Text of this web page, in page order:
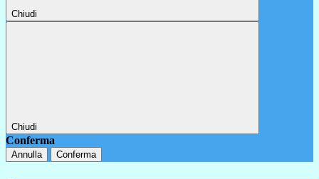
Chiudi
Chiudi
Conferma
Annulla Conferma